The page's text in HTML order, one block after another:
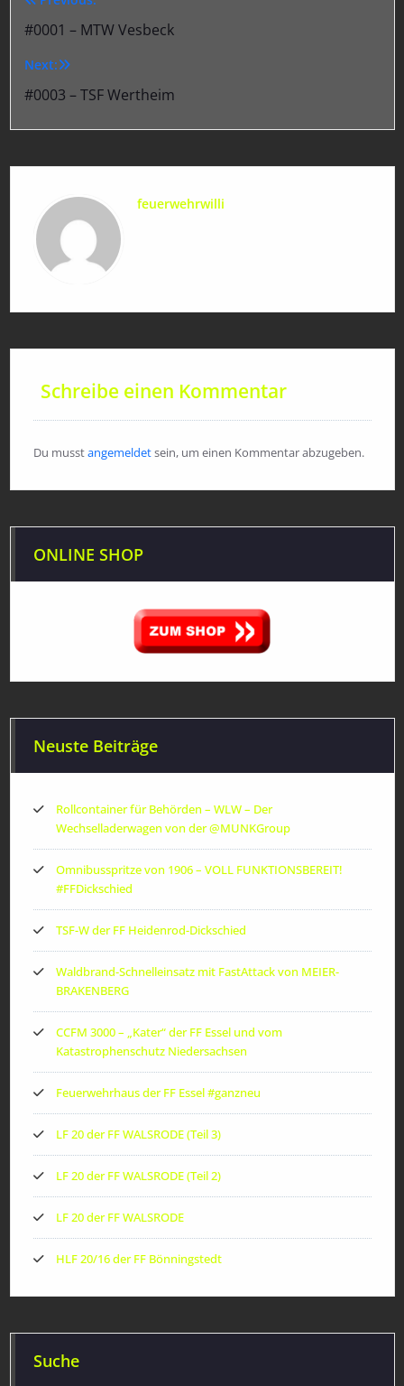
Beitragsnavigation
#0001 – MTW Vesbeck
Next:
#0003 – TSF Wertheim
feuerwehrwilli
Schreibe einen Kommentar
Du musstangemeldetsein, um einen Kommentar abzugeben.
ONLINE SHOP
Neuste Beiträge
Rollcontainer für Behörden – WLW – Der
Wechselladerwagen von der ‪@MUNKGroup‬
Omnibusspritze von 1906 – VOLL FUNKTIONSBEREIT!
#FFDickschied
TSF-W der FF Heidenrod-Dickschied
Waldbrand-Schnelleinsatz mit FastAttack von MEIER-
BRAKENBERG
CCFM 3000 – „Kater“ der FF Essel und vom
Katastrophenschutz Niedersachsen
Feuerwehrhaus der FF Essel #ganzneu
LF 20 der FF WALSRODE (Teil 3)
LF 20 der FF WALSRODE (Teil 2)
LF 20 der FF WALSRODE
HLF 20/16 der FF Bönningstedt
Suche